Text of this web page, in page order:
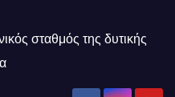
σταθμός της δυτικής